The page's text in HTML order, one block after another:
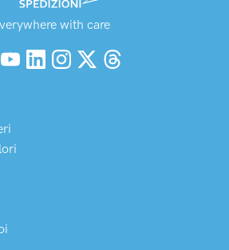
with care
Facebook
YouTubeLinkedInInstagramX (Twitter)